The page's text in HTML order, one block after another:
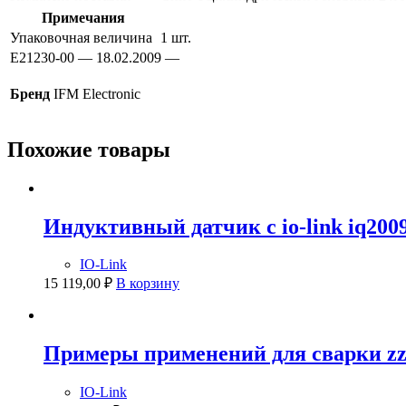
Примечания
Упаковочная величина
1 шт.
E21230-00 — 18.02.2009 —
Бренд IFM Electronic
Похожие товары
Индуктивный датчик с io-link
IO-Link
15 119,00 ₽ В корзину
Примеры применений для сварки
IO-Link